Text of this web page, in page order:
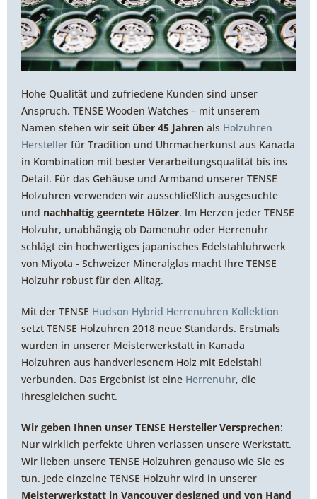
Hohe Qualität und zufriedene Kunden sind unser
Anspruch. TENSE Wooden Watches – mit unserem
Namen stehen wir seit über 45 Jahren als Holzuhren
Hersteller für Tradition und Uhrmacherkunst aus Kanada
in Kombination mit bester Verarbeitungsqualität bis ins
Detail. Für das Gehäuse und Armband unserer TENSE
Holzuhren verwenden wir ausschließlich ausgesuchte
und nachhaltig geerntete Hölzer. Im Herzen jeder TENSE
Holzuhr, unabhängig ob Damenuhr oder Herrenuhr
schlägt ein hochwertiges japanisches Edelstahluhrwerk
von Miyota - Schweizer Mineralglas macht Ihre TENSE
Holzuhr robust für den Alltag.
Mit der TENSE Hudson Hybrid Herrenuhren Kollektion
setzt TENSE Holzuhren 2018 neue Standards. Erstmals
wurden in unserer Meisterwerkstatt in Kanada
Holzuhren aus handverlesenem Holz mit Edelstahl
verbunden. Das Ergebnist ist eine Herrenuhr, die
Ihresgleichen sucht.
Wir geben Ihnen unser TENSE Hersteller Versprechen:
Nur wirklich perfekte Uhren verlassen unsere Werkstatt.
Wir lieben unsere TENSE Holzuhren genauso wie Sie es
tun. Jede einzelne TENSE Holzuhr wird in unserer
Meisterwerkstatt in Vancouver designed und von Hand